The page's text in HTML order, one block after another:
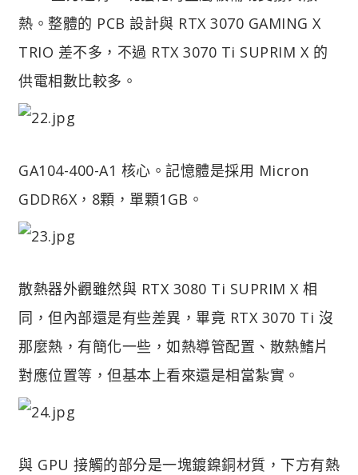
熱。整體的 PCB 設計與 RTX 3070 GAMING X
TRIO 差不多，不過 RTX 3070 Ti SUPRIM X 的
供電相數比較多。
GA104-400-A1 核心。記憶體是採用 Micron
GDDR6X，8顆，單顆1GB。
散熱器外觀雖然與 RTX 3080 Ti SUPRIM X 相
同，但內部還是有些差異，畢竟 RTX 3070 Ti 沒
那麼熱，有簡化一些，如熱導管配置、散熱鰭片
對應位置等，但基本上看來還是相當紮實。
與 GPU 接觸的部分是一塊鍍鎳銅材質，下方有熱